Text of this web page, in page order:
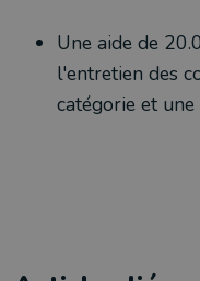
Une aide de
l'entretien des
catégorie et